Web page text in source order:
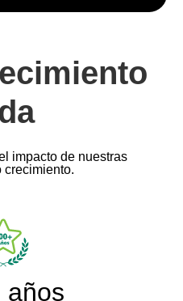
impacto de nuestras
crecimiento.
años